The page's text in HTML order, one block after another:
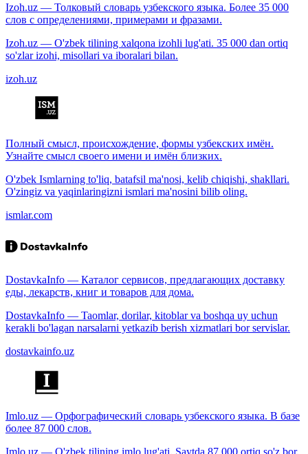
Izoh.uz — Толковый словарь узбекского языка. Более 35 000
слов с определениями, примерами и фразами.
Izoh.uz — O'zbek tilining xalqona izohli lug'ati. 35 000 dan ortiq
so'zlar izohi, misollari va iboralari bilan.
izoh.uz
Полный смысл, происхождение, формы узбекских имён.
Узнайте смысл своего имени и имён близких.
O'zbek Ismlarning to'liq, batafsil ma'nosi, kelib chiqishi, shakllari.
O'zingiz va yaqinlaringizni ismlari ma'nosini bilib oling.
ismlar.com
DostavkaInfo — Каталог сервисов, предлагающих доставку
еды, лекарств, книг и товаров для дома.
DostavkaInfo — Taomlar, dorilar, kitoblar va boshqa uy uchun
kerakli bo'lagan narsalarni yetkazib berish xizmatlari bor servislar.
dostavkainfo.uz
Imlo.uz — Орфографический словарь узбекского языка. В базе
более 87 000 слов.
Imlo.uz — O'zbek tilining imlo lug'ati. Saytda 87 000 ortiq so'z bor.